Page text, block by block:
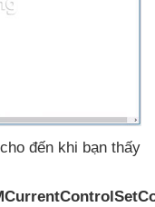
đến khi bạn thấy